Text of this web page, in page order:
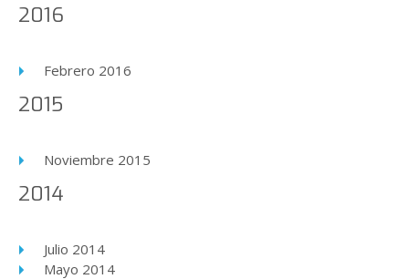
2016
Febrero 2016
2015
Noviembre 2015
2014
Julio 2014
Mayo 2014